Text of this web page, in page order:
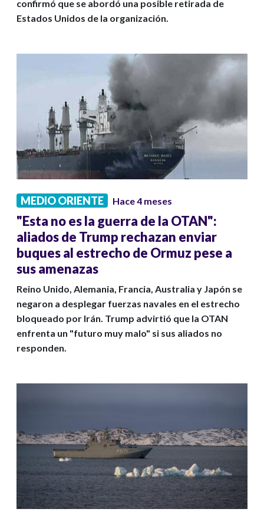
confirmó que se abordó una posible retirada de
Estados Unidos de la organización.
MEDIO ORIENTE Hace 4 meses
"Esta no es la guerra de la OTAN":
aliados de Trump rechazan enviar
buques al estrecho de Ormuz pese a
sus amenazas
Reino Unido, Alemania, Francia, Australia y Japón se
negaron a desplegar fuerzas navales en el estrecho
bloqueado por Irán. Trump advirtió que la OTAN
enfrenta un "futuro muy malo" si sus aliados no
responden.